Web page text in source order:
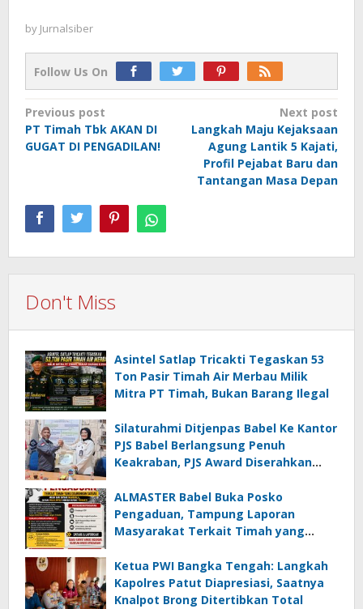
by Jurnalsiber
Follow Us On
Post
navigation
Previous post
PT Timah Tbk AKAN DI
GUGAT DI PENGADILAN!
Next post
Langkah Maju Kejaksaan
Agung Lantik 5 Kajati,
Profil Pejabat Baru dan
Tantangan Masa Depan
Don't Miss
Asintel Satlap Tricakti Tegaskan 53
Ton Pasir Timah Air Merbau Milik
Mitra PT Timah, Bukan Barang Ilegal
Silaturahmi Ditjenpas Babel Ke Kantor
PJS Babel Berlangsung Penuh
Keakraban, PJS Award Diserahkan
ALMASTER Babel Buka Posko
Pengaduan, Tampung Laporan
Masyarakat Terkait Timah yang
Ketua PWI Bangka Tengah: Langkah
Kapolres Patut Diapresiasi, Saatnya
Knalpot Brong Ditertibkan Total